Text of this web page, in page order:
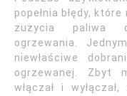
popełnia błędy,
zużycia paliwa
ogrzewania.
niewłaściwe
ogrzewanej. Zbyt
włączał i